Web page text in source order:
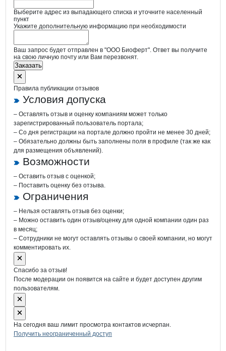
Выберите адрес из выпадающего списка и уточните населенный
пункт
Укажите дополнительную информацию при необходимости
Ваш запрос будет отправлен в "ООО Биоферт". Ответ вы получите
на свою личную почту или Вам перезвонят.
Заказать
Правила публикации отзывов
Условия допуска
– Оставлять отзыв и оценку компаниям может только
зарегистрированный пользователь портала;
– Со дня регистрации на портале должно пройти не менее 30 дней;
– Обязательно должны быть заполнены поля в профиле (так же как
для размещения объявлений).
Возможности
– Оставить отзыв с оценкой;
– Поставить оценку без отзыва.
Ограничения
– Нельзя оставлять отзыв без оценки;
– Можно оставить один отзыв/оценку для одной компании один раз
в месяц;
– Сотрудники не могут оставлять отзывы о своей компании, но могут
комментировать их.
Спасибо за отзыв!
После модерации он появится на сайте и будет доступен другим
пользователям.
На сегодня ваш лимит просмотра контактов исчерпан.
Получить неограниченный доступ